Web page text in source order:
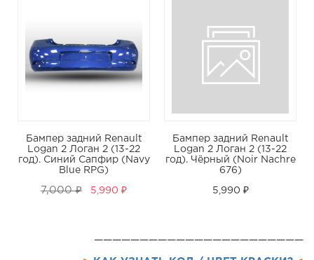
Бампер задний Renault
Logan 2 Логан 2 (13-22
год). Синий Сапфир (Navy
Blue RPG)
7,000 ₽ 5,990 ₽
Бампер задний Renault
Logan 2 Логан 2 (13-22
год). Чёрный (Noir Nachre
676)
5,990 ₽
———————————————————————